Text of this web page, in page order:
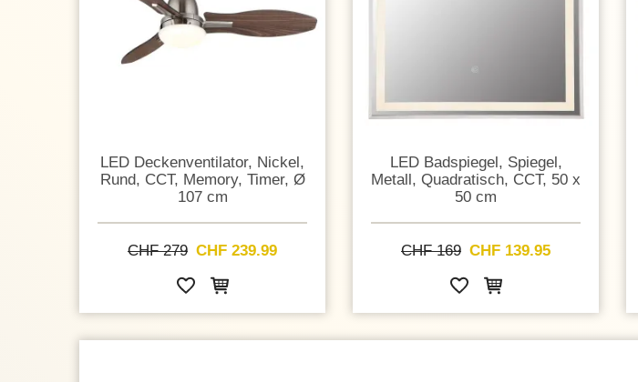
LED Deckenventilator, Nickel,
Rund, CCT, Memory, Timer, Ø
107 cm
CHF 279 CHF 239.99
LED Badspiegel, Spiegel,
Metall, Quadratisch, CCT, 50 x
50 cm
CHF 169 CHF 139.95